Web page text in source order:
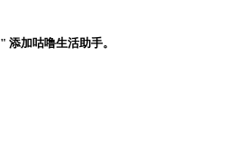
" 添加咕噜生活助手。